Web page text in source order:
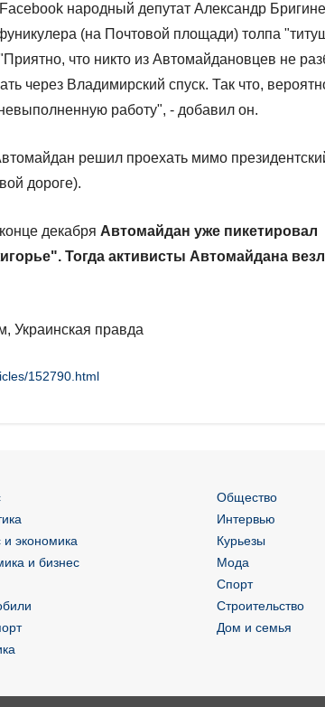
народный депутат Александр
(на Почтовой площади) толпа
что никто из Автомайдановцев не
через Владимирский спуск. Так что,
работу", - добавил он.
решил проехать мимо
дороге).
декабря Автомайдан уже пикетировал
Тогда активисты Автомайдана
Украинская правда
152790.html
и экономика
и бизнес
Общество
Интервью
Курьезы
Мода
Спорт
Строительство
Дом и семья